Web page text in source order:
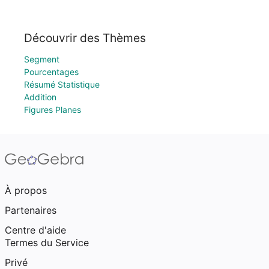
Découvrir des Thèmes
Segment
Pourcentages
Résumé Statistique
Addition
Figures Planes
À propos
Partenaires
Centre d'aide
Termes du Service
Privé